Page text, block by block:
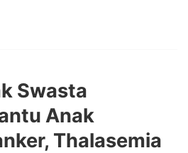
Swasta
Anak
Thalasemia